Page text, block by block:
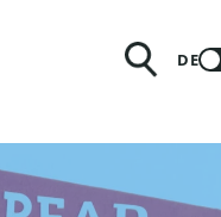
PREISE
DE